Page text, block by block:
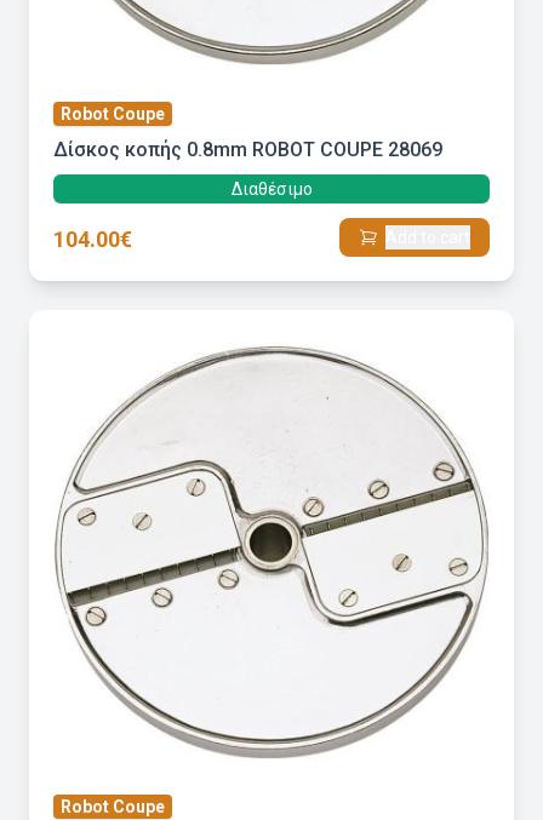
Robot Coupe
Δίσκος κοπής 0.8mm ROBOT COUPE 28069
Διαθέσιμο
104.00€
Robot Coupe